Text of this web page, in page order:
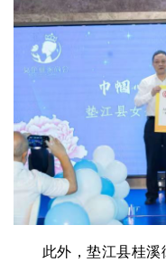
此外，垫江县桂